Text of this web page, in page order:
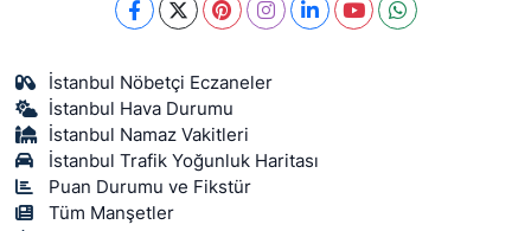
İstanbul Nöbetçi Eczaneler
İstanbul Hava Durumu
İstanbul Namaz Vakitleri
İstanbul Trafik Yoğunluk Haritası
Puan Durumu ve Fikstür
Tüm Manşetler